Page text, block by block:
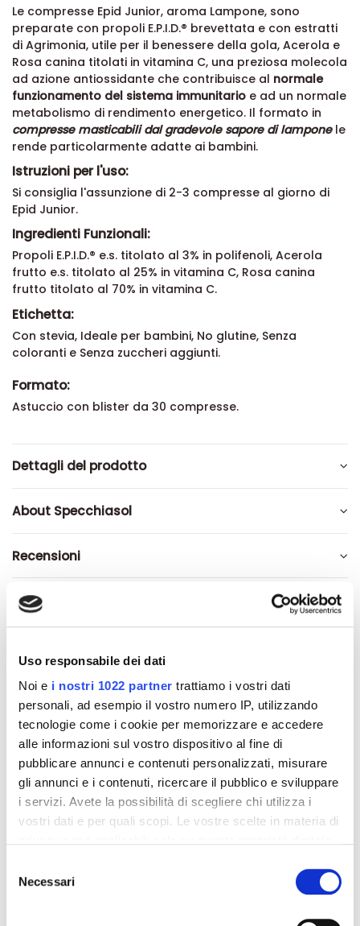
Uso responsabile dei dati
Noi e i nostri 1022 partner trattiamo i vostri dati
personali, ad esempio il vostro numero IP, utilizzando
tecnologie come i cookie per memorizzare e accedere
alle informazioni sul vostro dispositivo al fine di
pubblicare annunci e contenuti personalizzati, misurare
gli annunci e i contenuti, ricercare il pubblico e sviluppare
i servizi. Avete la possibilità di scegliere chi utilizza i
vostri dati e per quali scopi. Le vostre scelte in materia di
modificare o revocare il proprio consenso in qualsiasi
momento dalla Dichiarazione sui cookie o facendo clic
delNecessari
Le compresse Epid Junior, aroma Lampone, sono
preparate con propoli E.P.I.D.® brevettata e con estratti
di Agrimonia, utile per il benessere della gola, Acerola e
Rosa canina titolati in vitamina C, una preziosa molecola
ad azione antiossidante che contribuisce al normale
funzionamento del sistema immunitario e ad un normale
metabolismo di rendimento energetico. Il formato in
compresse masticabili dal gradevole sapore di lamponele
rende particolarmente adatte ai bambini.
Istruzioni per l'uso:
Si consiglia l'assunzione di 2-3 compresse al giorno di
Epid Junior.
Ingredienti Funzionali:
Propoli E.P.I.D.® e.s. titolato al 3% in polifenoli, Acerola
frutto e.s. titolato al 25% in vitamina C, Rosa canina
frutto titolato al 70% in vitamina C.
Etichetta:
Con stevia, Ideale per bambini, No glutine, Senza
coloranti e Senza zuccheri aggiunti.
Formato:
Astuccio con blister da 30 compresse.
Dettagli del prodotto
About Specchiasol
Recensioni
Altri prodotti che potrebbero
interessarti
-42% -42%